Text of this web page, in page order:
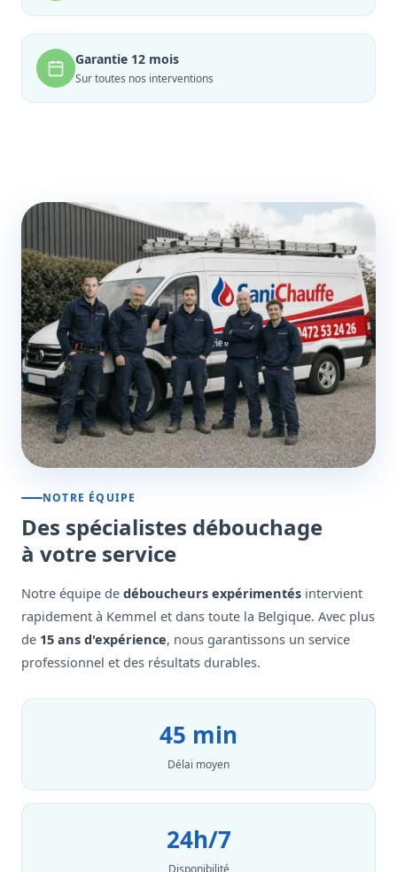
Garantie 12 mois
Sur toutes nos interventions
NOTRE ÉQUIPE
Des spécialistes débouchage
à votre service
Notre équipe de déboucheurs expérimentés intervient
rapidement à Kemmel et dans toute la Belgique. Avec plus
de 15 ans d'expérience, nous garantissons un service
professionnel et des résultats durables.
45 min
Délai moyen
24h/7
Disponibilité